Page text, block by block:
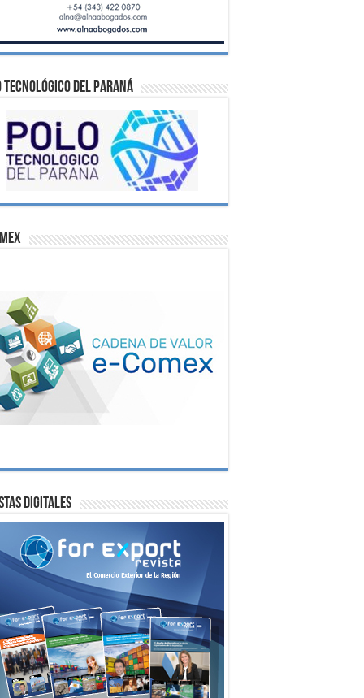
Tecnológico del Paraná
digitales